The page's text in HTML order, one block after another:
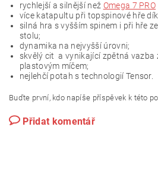
rychlejší a silnější než Omega 7 PRO
více katapultu při topspinové hře
silná hra s vyšším spinem i při hře
stolu;
dynamika na nejvyšší úrovni;
skvělý cit a vynikající zpětná vazba
plastovým míčem;
nejlehčí potah s technologií Tensor.
Buďte první, kdo napíše příspěvek k této
Přidat komentář